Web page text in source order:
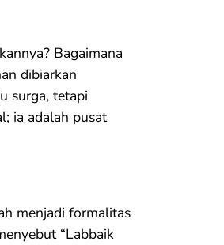
Bagaimana
dibiarkan
surga, tetapi
ia adalah pusat
menjadi formalitas
“Labbaik